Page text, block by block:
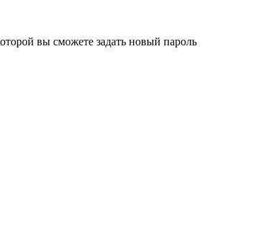
вы сможете задать новый пароль